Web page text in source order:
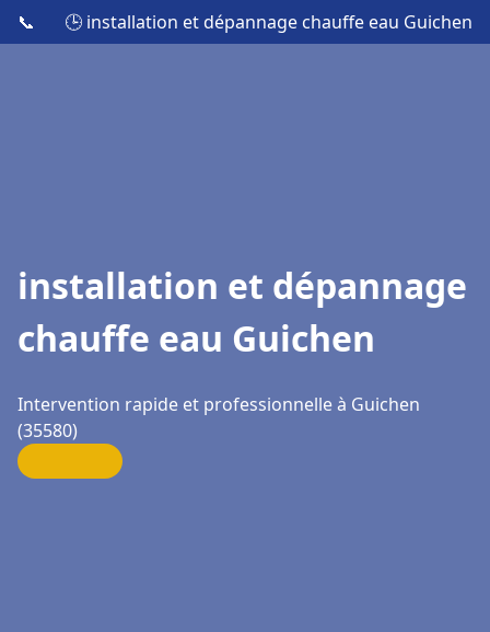
📞 🕒 installation et dépannage chauffe eau Guichen
installation et dépannage
chauffe eau Guichen
Intervention rapide et professionnelle à Guichen
(35580)